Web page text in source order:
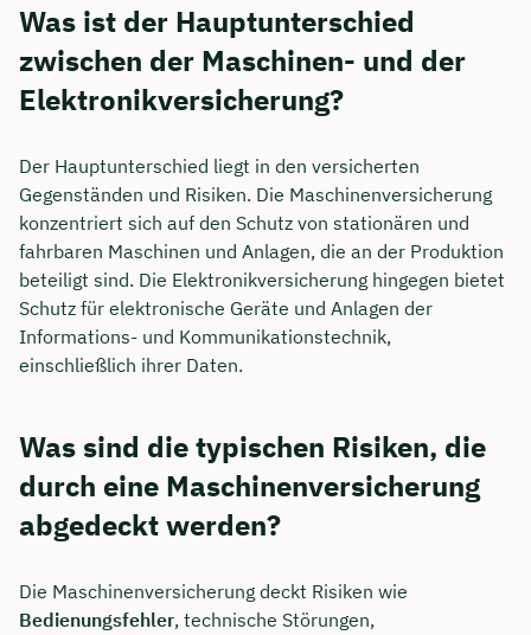
Was ist der Hauptunterschied
zwischen der Maschinen- und der
Elektronikversicherung?
Der Hauptunterschied liegt in den versicherten
Gegenständen und Risiken. Die Maschinenversicherung
konzentriert sich auf den Schutz von stationären und
fahrbaren Maschinen und Anlagen, die an der Produktion
beteiligt sind. Die Elektronikversicherung hingegen bietet
Schutz für elektronische Geräte und Anlagen der
Informations- und Kommunikationstechnik,
einschließlich ihrer Daten.
Was sind die typischen Risiken, die
durch eine Maschinenversicherung
abgedeckt werden?
Die Maschinenversicherung deckt Risiken wie
Bedienungsfehler, technische Störungen,